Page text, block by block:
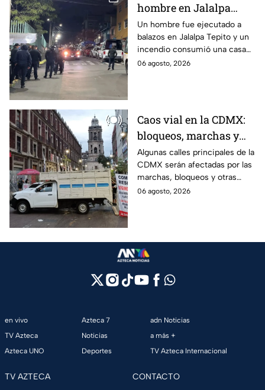
hombre en Jalalpa
Tepito; hay un
detenido, mientras
dormía
Un hombre fue ejecutado a
balazos en Jalalpa Tepito y un
incendio consumió una casa
improvisada en pleno Centro
06 agosto, 2026
Caos vial en la CDMX:
bloqueos, marchas y
lluvias colapsan varias
avenidas
Algunas calles principales de la
CDMX serán afectadas por las
marchas, bloqueos y otras
protestas de este jueves;
06 agosto, 2026
en vivo
TV Azteca
Azteca UNO
Azteca 7
Noticias
Deportes
adn Noticias
a más +
TV Azteca Internacional
TV AZTECA CONTACTO